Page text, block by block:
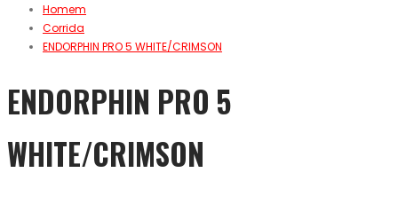
Homem
Corrida
ENDORPHIN PRO 5 WHITE/CRIMSON
ENDORPHIN PRO 5
WHITE/CRIMSON